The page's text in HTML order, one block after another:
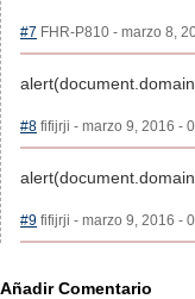
#7 FHR-P810 - marzo 8,
#8 fifijrji - marzo 9, 2016 -
#9 fifijrji - marzo 9, 2016 -
Añadir Comentario